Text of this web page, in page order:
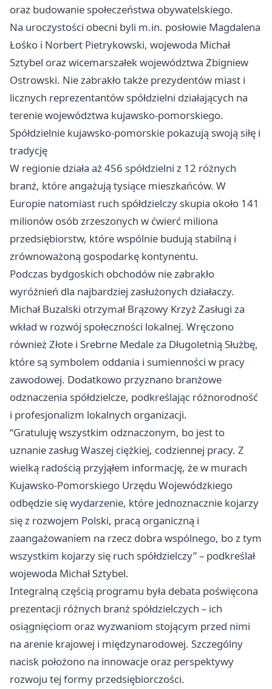
oraz budowanie społeczeństwa obywatelskiego.
Na uroczystości obecni byli m.in. posłowie Magdalena
Łośko i Norbert Pietrykowski, wojewoda Michał
Sztybel oraz wicemarszałek województwa Zbigniew
Ostrowski. Nie zabrakło także prezydentów miast i
licznych reprezentantów spółdzielni działających na
terenie województwa kujawsko-pomorskiego.
Spółdzielnie kujawsko-pomorskie pokazują swoją siłę i
tradycję
W regionie działa aż 456 spółdzielni z 12 różnych
branż, które angażują tysiące mieszkańców. W
Europie natomiast ruch spółdzielczy skupia około 141
milionów osób zrzeszonych w ćwierć miliona
przedsiębiorstw, które wspólnie budują stabilną i
zrównoważoną gospodarkę kontynentu.
Podczas bydgoskich obchodów nie zabrakło
wyróżnień dla najbardziej zasłużonych działaczy.
Michał Buzalski otrzymał Brązowy Krzyż Zasługi za
wkład w rozwój społeczności lokalnej. Wręczono
również Złote i Srebrne Medale za Długoletnią Służbę,
które są symbolem oddania i sumienności w pracy
zawodowej. Dodatkowo przyznano branżowe
odznaczenia spółdzielcze, podkreślając różnorodność
i profesjonalizm lokalnych organizacji.
“Gratuluję wszystkim odznaczonym, bo jest to
uznanie zasług Waszej ciężkiej, codziennej pracy. Z
wielką radością przyjąłem informację, że w murach
Kujawsko-Pomorskiego Urzędu Wojewódzkiego
odbędzie się wydarzenie, które jednoznacznie kojarzy
się z rozwojem Polski, pracą organiczną i
zaangażowaniem na rzecz dobra wspólnego, bo z tym
wszystkim kojarzy się ruch spółdzielczy” – podkreślał
wojewoda Michał Sztybel.
Integralną częścią programu była debata poświęcona
prezentacji różnych branż spółdzielczych – ich
osiągnięciom oraz wyzwaniom stojącym przed nimi
na arenie krajowej i międzynarodowej. Szczególny
nacisk położono na innowacje oraz perspektywy
rozwoju tej formy przedsiębiorczości.